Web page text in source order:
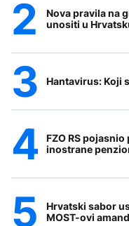
Nova pravila na
unositi u
Hantavirus: Koji
FZO RS
inostrane
Hrvatski sabor
MOST-ovi